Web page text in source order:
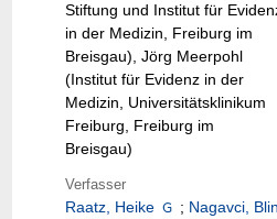
Stiftung und Institut für
in der Medizin, Freiburg im
Breisgau), Jörg Meerpohl
(Institut für Evidenz in der
Medizin, Universitätsklinikum
Freiburg, Freiburg im
Breisgau)
Verfasser
Raatz, Heike ; Nagavci,